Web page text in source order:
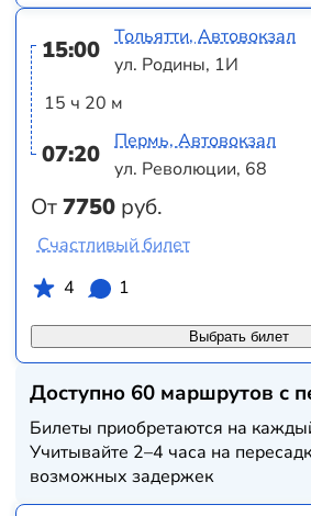
15:00
15 ч 20 м
07:20
От7750 руб.
Тольятти, Автовокзал
ул. Родины, 1И
Пермь, Автовокзал
ул. Революции, 68
Выбрать билет
Счастливый билет
4
1
Доступно 60 маршрутов с
Билеты приобретаются на
Учитывайте 2–4 часа на
возможных задержек